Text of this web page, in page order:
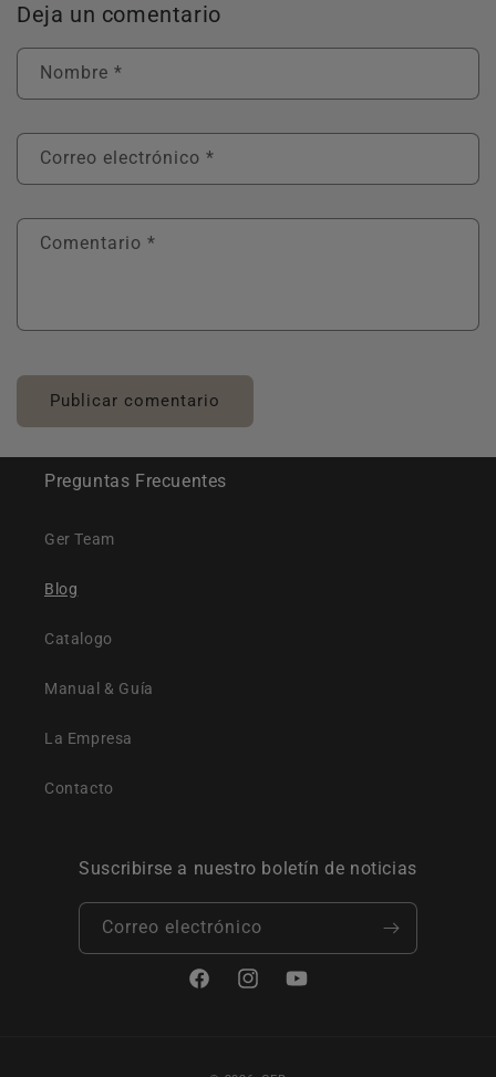
Deja un comentario
Nombre *
Correo electrónico *
Comentario *
Preguntas Frecuentes
Ger Team
Blog
Catalogo
Manual & Guía
La Empresa
Contacto
Suscribirse a nuestro boletín de noticias
Correo electrónico
FacebookInstagramYouTube